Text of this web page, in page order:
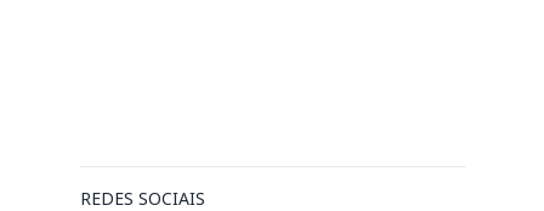
REDES SOCIAIS